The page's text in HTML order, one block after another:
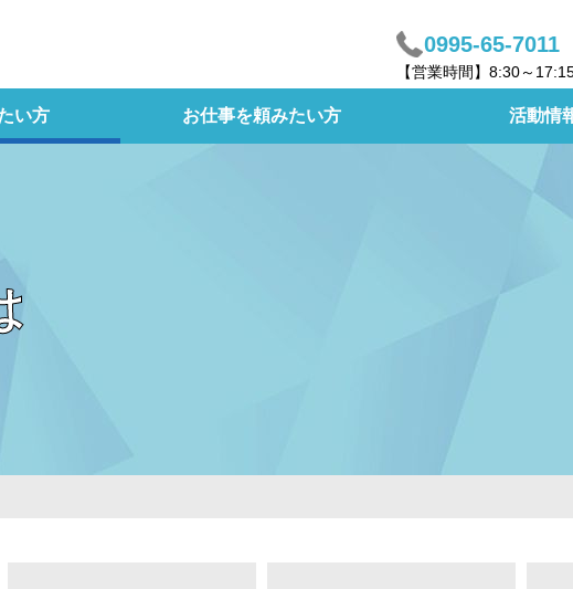
0995-65-7011
【営業時間】8:30～
い方 お仕事を頼みたい方 活動情